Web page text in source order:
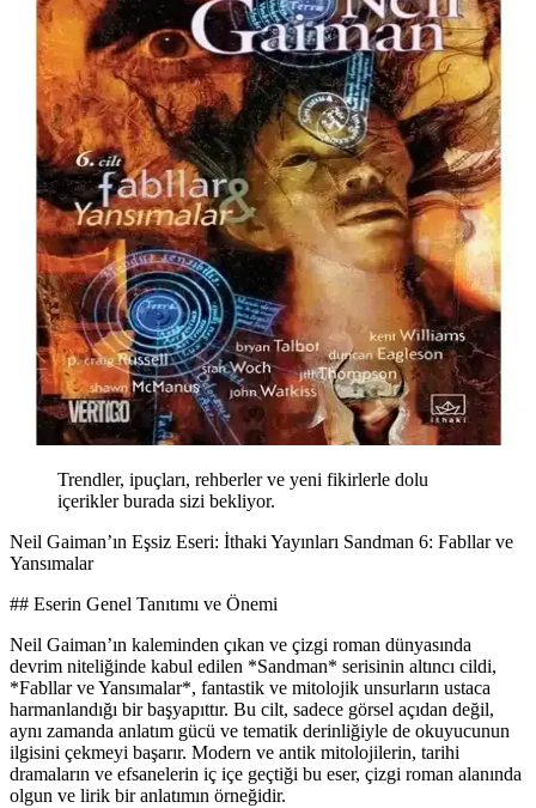
Trendler, ipuçları, rehberler ve yeni fikirlerle dolu
içerikler burada sizi bekliyor.
Neil Gaiman’ın Eşsiz Eseri: İthaki Yayınları Sandman 6: Fabllar ve
Yansımalar
## Eserin Genel Tanıtımı ve Önemi
Neil Gaiman’ın kaleminden çıkan ve çizgi roman dünyasında
devrim niteliğinde kabul edilen *Sandman* serisinin altıncı cildi,
*Fabllar ve Yansımalar*, fantastik ve mitolojik unsurların ustaca
harmanlandığı bir başyapıttır. Bu cilt, sadece görsel açıdan değil,
aynı zamanda anlatım gücü ve tematik derinliğiyle de okuyucunun
ilgisini çekmeyi başarır. Modern ve antik mitolojilerin, tarihi
dramaların ve efsanelerin iç içe geçtiği bu eser, çizgi roman alanında
olgun ve lirik bir anlatımın örneğidir.